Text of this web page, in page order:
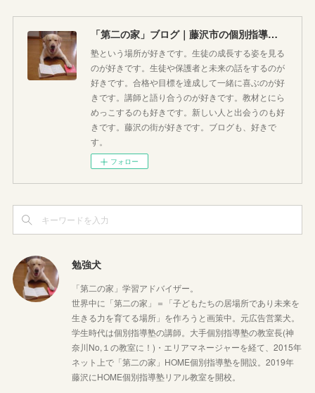
「第二の家」ブログ｜藤沢市の個別指導塾のお話
塾という場所が好きです。生徒の成長する姿を見る
のが好きです。生徒や保護者と未来の話をするのが
好きです。合格や目標を達成して一緒に喜ぶのが好
きです。講師と語り合うのが好きです。教材とにら
めっこするのも好きです。新しい人と出会うのも好
きです。藤沢の街が好きです。ブログも、好きで
す。
フォロー
勉強犬
「第二の家」学習アドバイザー。
世界中に「第二の家」＝「子どもたちの居場所であり未来を
生きる力を育てる場所」を作ろうと画策中。元広告営業犬。
学生時代は個別指導塾の講師。大手個別指導塾の教室長(神
奈川No,１の教室に！)・エリアマネージャーを経て、2015年
ネット上で「第二の家」HOME個別指導塾を開設。2019年
藤沢にHOME個別指導塾リアル教室を開校。